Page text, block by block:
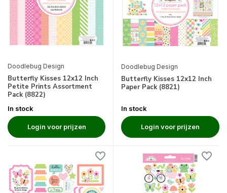
Doodlebug Design
Butterfly Kisses 12x12 Inch
Petite Prints Assortment
Pack (8822)
In stock
Login voor prijzen
Doodlebug Design
Butterfly Kisses 12x12 Inch
Paper Pack (8821)
In stock
Login voor prijzen